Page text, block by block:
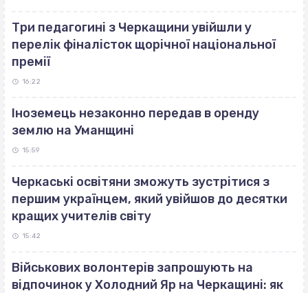
Три педагогині з Черкащини увійшли у
перелік фіналісток щорічної національної
премії
16:22
Іноземець незаконно передав в оренду
землю на Уманщині
15:59
Черкаські освітяни зможуть зустрітися з
першим українцем, який увійшов до десятки
кращих учителів світу
15:42
Військових волонтерів запрошують на
відпочинок у Холодний Яр на Черкащині: як